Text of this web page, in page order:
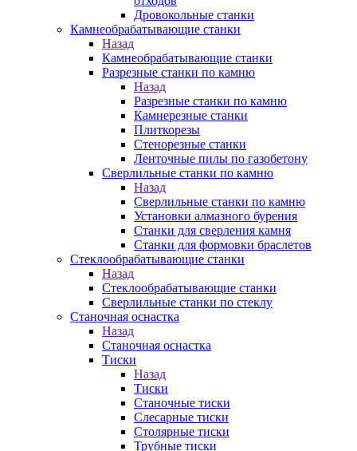
Дровокольные станки
Камнеобрабатывающие станки
Назад
Камнеобрабатывающие станки
Разрезные станки по камню
Назад
Разрезные станки по камню
Камнерезные станки
Плиткорезы
Стенорезные станки
Ленточные пилы по газобетону
Сверлильные станки по камню
Назад
Сверлильные станки по камню
Установки алмазного бурения
Станки для сверления камня
Станки для формовки браслетов
Стеклообрабатывающие станки
Назад
Стеклообрабатывающие станки
Сверлильные станки по стеклу
Станочная оснастка
Назад
Станочная оснастка
Тиски
Назад
Тиски
Станочные тиски
Слесарные тиски
Столярные тиски
Трубные тиски